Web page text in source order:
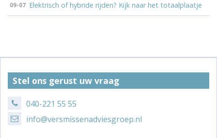
09-07 Elektrisch of hybride rijden? Kijk naar het totaalplaatje
Stel ons gerust uw vraag
040-221 55 55
info@versmissenadviesgroep.nl